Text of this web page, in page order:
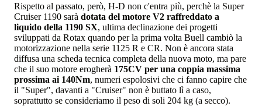
Rispetto al passato, però, H-D non c'entra più, perchè la Super
Cruiser 1190 sarà dotata del motore V2 raffreddato a
liquido della 1190 SX, ultima declinazione dei progetti
sviluppati da Rotax quando per la prima volta Buell cambiò la
motorizzazione nella serie 1125 R e CR. Non è ancora stata
diffusa una scheda tecnica completa della nuova moto, ma pare
che il suo motore erogherà 175CV per una coppia massima
prossima ai 140Nm, numeri espolosivi che ci fanno capire che
il "Super", davanti a "Cruiser" non è buttato lì a caso,
soprattutto se consideriamo il peso di soli 204 kg (a secco).